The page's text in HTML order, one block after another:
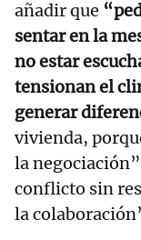
añadir que
sentar en la
no estar
tensionan el
generar
vivienda,
la
conflicto sin
la